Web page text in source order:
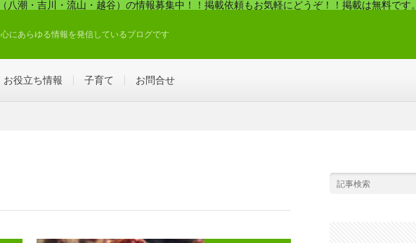
八潮・吉川・流山・越谷）の情報募集中！！掲載依頼もお気軽にどうぞ！！掲載は無料です。
にあらゆる情報を発信しているブログです
お役立ち情報 子育て お問合せ